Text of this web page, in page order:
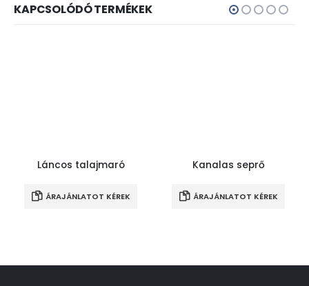
KAPCSOLÓDÓ TERMÉKEK
Láncos talajmaró
ÁRAJÁNLATOT KÉREK
Kanalas seprő
ÁRAJÁNLATOT KÉREK